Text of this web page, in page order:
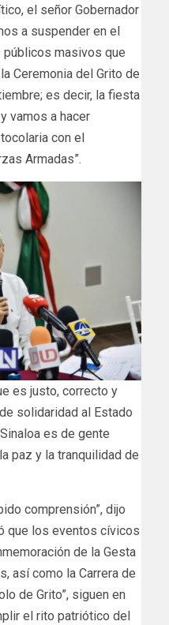
el señor Gobernador
a suspender en el
masivos que
Ceremonia del Grito de
es decir, la fiesta
vamos a hacer
con el
Armadas”.
es justo, correcto y
solidaridad al Estado
es de gente
paz y la tranquilidad de
comprensión”, dijo
que los eventos cívicos
de la Gesta
así como la Carrera de
de Grito”, siguen en
el rito patriótico del